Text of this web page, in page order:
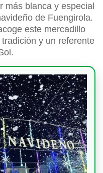
más blanca y especial
de Fuengirola.
este mercadillo
y un referente